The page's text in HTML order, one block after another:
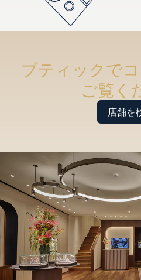
ブティックで
ご覧く
店舗を